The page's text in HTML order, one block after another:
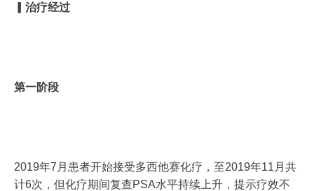
治疗经过
第一阶段
2019年7月患者开始接受多西他赛化疗，至2019年11月共
计6次，但化疗期间复查PSA水平持续上升，提示疗效不